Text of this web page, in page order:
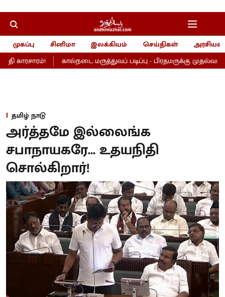
முகப்பு சினிமா இலக்கியம் செய்திகள்
அரசியல்
காரசாரம்!
கால்நடை மருத்துவப் படிப்பு - பிரதமருக்கு முதல்வர்
தமிழ் நாடு
அர்த்தமே இல்லைங்க
சபாநாயகரே... உதயநிதி
சொல்கிறார்!